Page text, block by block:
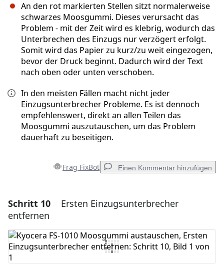
An den rot markierten Stellen sitzt normalerweise
schwarzes Moosgummi. Dieses verursacht das
Problem - mit der Zeit wird es klebrig, wodurch das
Unterbrechen des Einzugs nur verzögert erfolgt.
Somit wird das Papier zu kurz/zu weit eingezogen,
bevor der Druck beginnt. Dadurch wird der Text
nach oben oder unten verschoben.
In den meisten Fällen macht nicht jeder
Einzugsunterbrecher Probleme. Es ist dennoch
empfehlenswert, direkt an allen Teilen das
Moosgummi auszutauschen, um das Problem
dauerhaft zu beseitigen.
Frag FixBot Einen Kommentar hinzufügen
Einen Kommentar hinzufügen
Kommentar hinzufügen
Schritt 10
Ersten Einzugsunterbrecher
entfernen